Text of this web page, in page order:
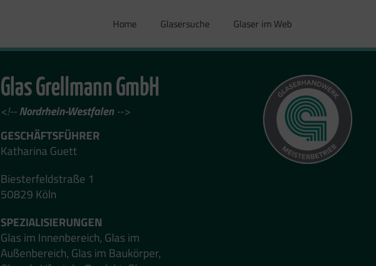
Home Glasersuche Glaser im Web
Glas Grellmann GmbH
<!--Nordrhein-Westfalen -->
GESCHÄFTSFÜHRER
Katharina Guett
Biesterfeldstraße 1
50829 Köln
SPEZIALISIERUNGEN
Glas im Innenbereich, Glas im
Außenbereich, Glas im Baukörper,